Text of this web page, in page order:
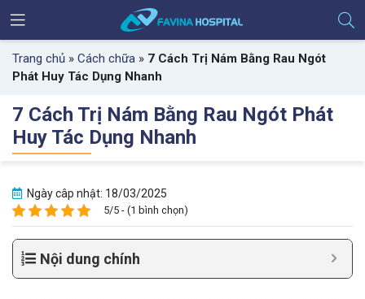
Trang chủ » Cách chữa » 7 Cách Trị Nám Bằng Rau Ngót
Phát Huy Tác Dụng Nhanh
7 Cách Trị Nám Bằng Rau Ngót Phát
Huy Tác Dụng Nhanh
Ngày câp nhật: 18/03/2025
5/5 - (1 bình chọn)
Nội dung chính